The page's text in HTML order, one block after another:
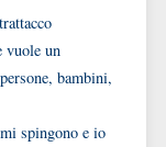
vuole un
bambini,
spingono e io